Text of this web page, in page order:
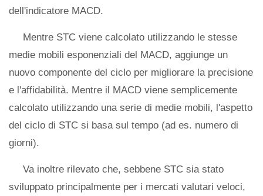
dell'indicatore MACD.
Mentre STC viene calcolato utilizzando le stesse
medie mobili esponenziali del MACD, aggiunge un
nuovo componente del ciclo per migliorare la precisione
e l'affidabilità. Mentre il MACD viene semplicemente
calcolato utilizzando una serie di medie mobili, l'aspetto
del ciclo di STC si basa sul tempo (ad es. numero di
giorni).
Va inoltre rilevato che, sebbene STC sia stato
sviluppato principalmente per i mercati valutari veloci,